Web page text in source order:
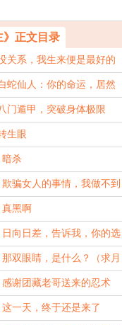
》正文目录
关系，我生来便是最好的
蛇仙人：你的命运，居然
？
门遁甲，突破身体极限
生眼
暗杀
欺骗女人的事情，我做不到
）黑啊
日向日差，告诉我，你的选
那双眼睛，是什么？（求月
感谢团藏老哥送来的忍术
这一天，终于还是来了